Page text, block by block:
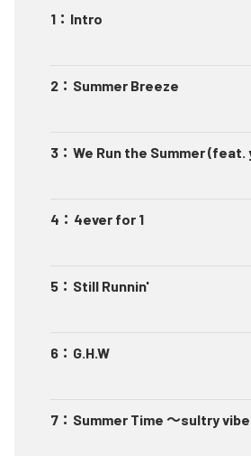
1 ： Intro
2 ： Summer Breeze
3 ： We Run the Summer (feat.
4 ： 4ever for 1
5 ： Still Runnin'
6 ： G.H.W
7 ： Summer Time 〜sultry